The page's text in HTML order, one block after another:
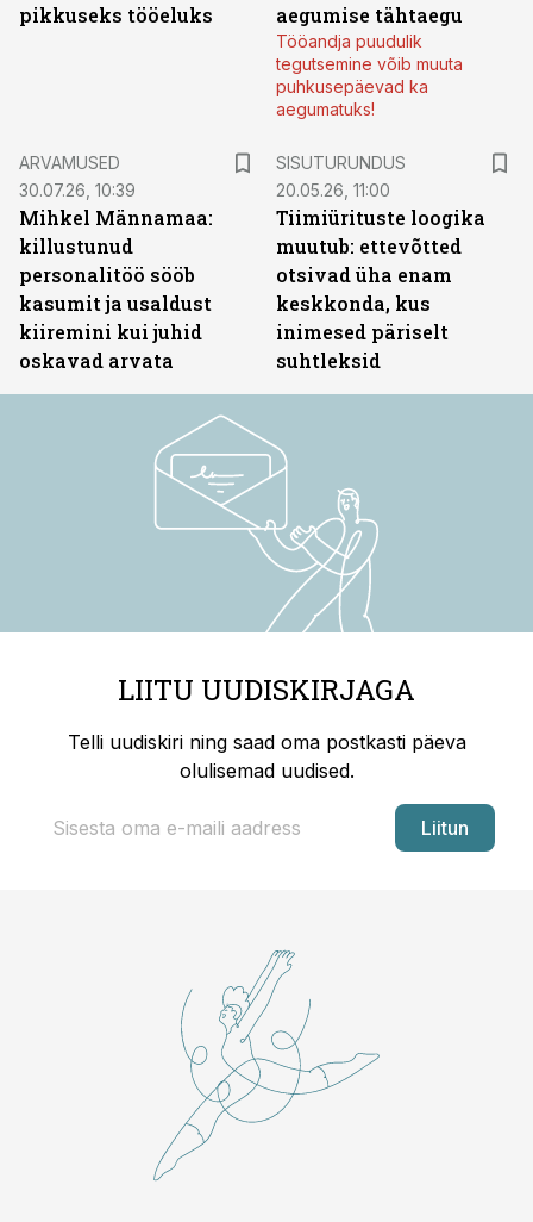
pikkuseks tööeluks
aegumise tähtaegu
Tööandja puudulik
tegutsemine võib muuta
puhkusepäevad ka
aegumatuks!
ARVAMUSED
30.07.26, 10:39
Mihkel Männamaa:
killustunud
personalitöö sööb
kasumit ja usaldust
kiiremini kui juhid
oskavad arvata
SISUTURUNDUS
20.05.26, 11:00
Tiimiürituste loogika
muutub: ettevõtted
otsivad üha enam
keskkonda, kus
inimesed päriselt
suhtleksid
LIITU UUDISKIRJAGA
Telli uudiskiri ning saad oma postkasti päeva
olulisemad uudised.
Liitun